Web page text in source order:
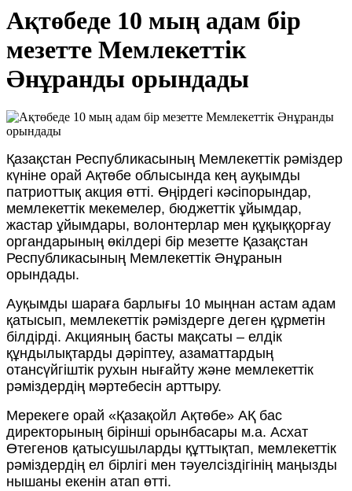
Ақтөбеде 10 мың адам бір
мезетте Мемлекеттік
Әнұранды орындады
Қазақстан Республикасының Мемлекеттік рәміздер
күніне орай Ақтөбе облысында кең ауқымды
патриоттық акция өтті. Өңірдегі кәсіпорындар,
мемлекеттік мекемелер, бюджеттік ұйымдар,
жастар ұйымдары, волонтерлар мен құқыққорғау
органдарының өкілдері бір мезетте Қазақстан
Республикасының Мемлекеттік Әнұранын
орындады.
Ауқымды шараға барлығы 10 мыңнан астам адам
қатысып, мемлекеттік рәміздерге деген құрметін
білдірді. Акцияның басты мақсаты – елдік
құндылықтарды дәріптеу, азаматтардың
отансүйгіштік рухын нығайту және мемлекеттік
рәміздердің мәртебесін арттыру.
Мерекеге орай «Қазақойл Ақтөбе» АҚ бас
директорының бірінші орынбасары м.а. Асхат
Өтегенов қатысушыларды құттықтап, мемлекеттік
рәміздердің ел бірлігі мен тәуелсіздігінің маңызды
нышаны екенін атап өтті.